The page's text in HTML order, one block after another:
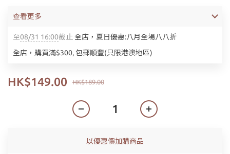
至08/31 16:00截止全店，夏日優惠:八月全場八八折
全店，購買滿$300, 包郵順豐(只限港澳地區)
查看更多
HK$189.00
HK$149.00
以優惠價加購商品